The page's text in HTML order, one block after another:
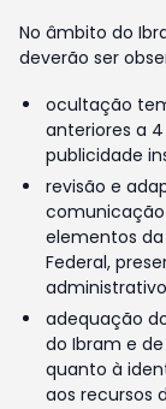
No âmbito do
deverão ser
ocultação
anteriores a
publicidade
revisão e
elementos
Federal,
adequação
do Ibram e
quanto à
aos recursos